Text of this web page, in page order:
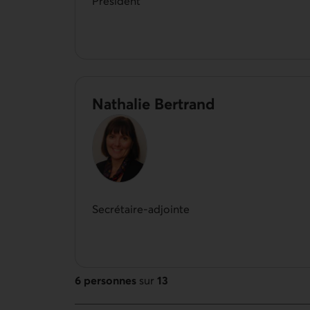
Nathalie Bertrand
Secrétaire-adjointe
6 personnes sur 13